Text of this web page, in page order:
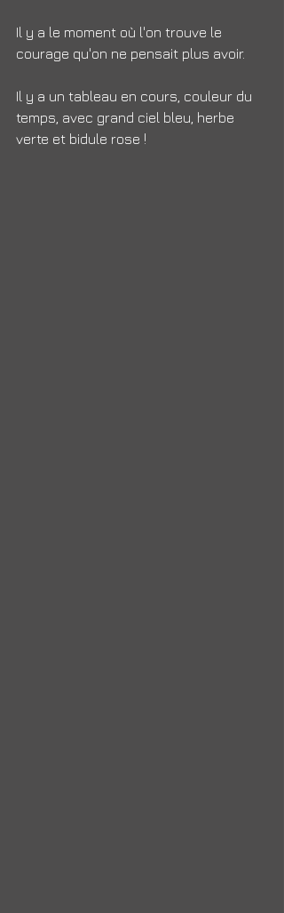
Il y a le moment où l'on trouve le
courage qu'on ne pensait plus avoir.
Il y a un tableau en cours, couleur du
temps, avec grand ciel bleu, herbe
verte et bidule rose !